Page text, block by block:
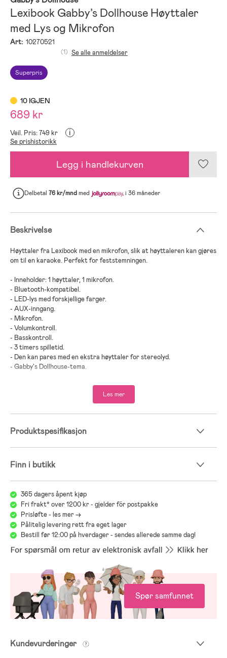
Lexibook Gabby’s Dollhouse Høyttaler
med Lys og Mikrofon
Art: 10270521
Superpris
(1) Se alle anmeldelser
10 IGJEN
689 kr
Veil. Pris: 749 kr i
Se prishistorikk
Legg i handlekurven
Delbetal 76 kr/mndmed i 36 måneder
Beskrivelse
Høyttaler fra Lexibook med en mikrofon, slik at høyttaleren kan gjøres
om til en karaoke. Perfekt for feststemningen.
- Inneholder: 1 høyttaler, 1 mikrofon.
- Bluetooth-kompatibel.
- LED-lys med forskjellige farger.
- AUX-inngang.
- Mikrofon.
- Volumkontroll.
- Basskontroll.
- 3 timers spilletid.
- Den kan pares med en ekstra høyttaler for stereolyd.
- Gabby's Dollhouse-tema.
- Plast.
Les mer
Produktspesifikasjon
Finn i butikk
365 dagers åpent kjøp
Fri frakt* over 1200 kr - gjelder för postpakke
Prisløfte - les mer ->
Pålitelig levering rett fra eget lager
Bestill før 12:00 på hverdager - sendes allerede samme dag!
Spør samfunnet
Kundevurderinger